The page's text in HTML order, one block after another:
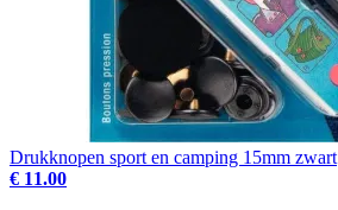
Drukknopen sport en camping 15mm zwart
€ 11.00